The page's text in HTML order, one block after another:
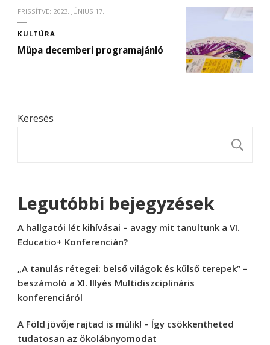
FRISSÍTVE: 2023. JÚNIUS 17.
KULTÚRA
Müpa decemberi programajánló
Keresés
Legutóbbi bejegyzések
A hallgatói lét kihívásai – avagy mit tanultunk a VI.
Educatio+ Konferencián?
„A tanulás rétegei: belső világok és külső terepek” –
beszámoló a XI. Illyés Multidiszciplináris
konferenciáról
A Föld jövője rajtad is múlik! – Így csökkentheted
tudatosan az ökolábnyomodat